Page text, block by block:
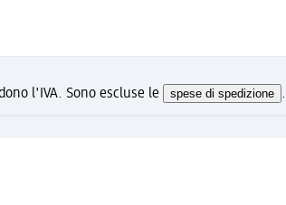
l'IVA. Sono escluse le spese di spedizione .